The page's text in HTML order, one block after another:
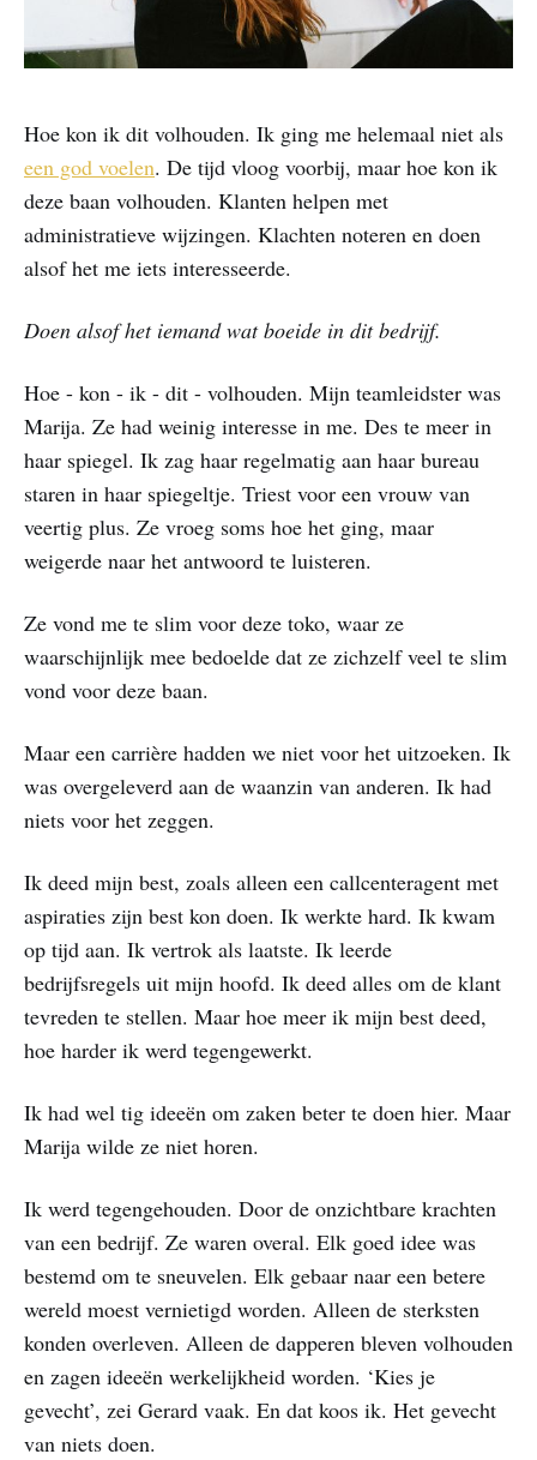
Hoe kon ik dit volhouden. Ik ging me helemaal niet als
een god voelen. De tijd vloog voorbij, maar hoe kon ik
deze baan volhouden. Klanten helpen met
administratieve wijzingen. Klachten noteren en doen
alsof het me iets interesseerde.
Doen alsof het iemand wat boeide in dit bedrijf.
Hoe - kon - ik - dit - volhouden. Mijn teamleidster was
Marija. Ze had weinig interesse in me. Des te meer in
haar spiegel. Ik zag haar regelmatig aan haar bureau
staren in haar spiegeltje. Triest voor een vrouw van
veertig plus. Ze vroeg soms hoe het ging, maar
weigerde naar het antwoord te luisteren.
Ze vond me te slim voor deze toko, waar ze
waarschijnlijk mee bedoelde dat ze zichzelf veel te slim
vond voor deze baan.
Maar een carrière hadden we niet voor het uitzoeken. Ik
was overgeleverd aan de waanzin van anderen. Ik had
niets voor het zeggen.
Ik deed mijn best, zoals alleen een callcenteragent met
aspiraties zijn best kon doen. Ik werkte hard. Ik kwam
op tijd aan. Ik vertrok als laatste. Ik leerde
bedrijfsregels uit mijn hoofd. Ik deed alles om de klant
tevreden te stellen. Maar hoe meer ik mijn best deed,
hoe harder ik werd tegengewerkt.
Ik had wel tig ideeën om zaken beter te doen hier. Maar
Marija wilde ze niet horen.
Ik werd tegengehouden. Door de onzichtbare krachten
van een bedrijf. Ze waren overal. Elk goed idee was
bestemd om te sneuvelen. Elk gebaar naar een betere
wereld moest vernietigd worden. Alleen de sterksten
konden overleven. Alleen de dapperen bleven volhouden
en zagen ideeën werkelijkheid worden. ‘Kies je
gevecht’, zei Gerard vaak. En dat koos ik. Het gevecht
van niets doen.